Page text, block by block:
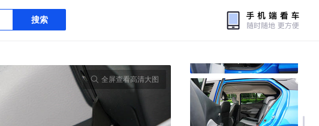
搜索
全屏查看高清大图